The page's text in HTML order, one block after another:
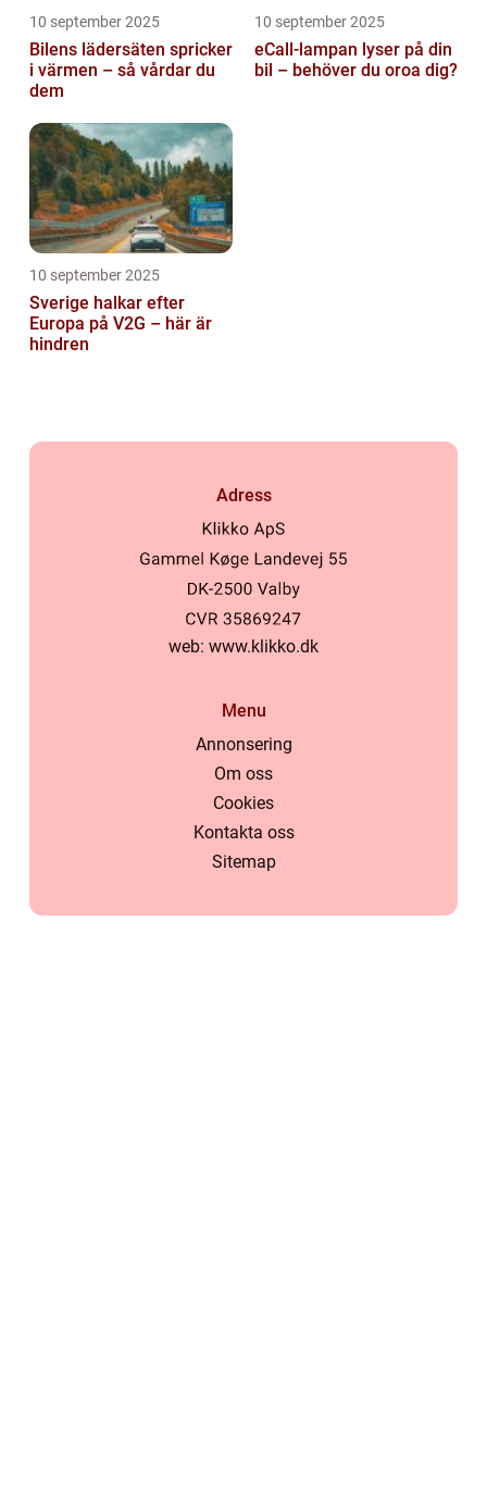
10 september 2025
Bilens lädersäten spricker
i värmen – så vårdar du
dem
10 september 2025
eCall-lampan lyser på din
bil – behöver du oroa dig?
10 september 2025
Sverige halkar efter
Europa på V2G – här är
hindren
Adress
web: www.klikko.dk
Menu
Annonsering
Om oss
Cookies
Kontakta oss
Sitemap